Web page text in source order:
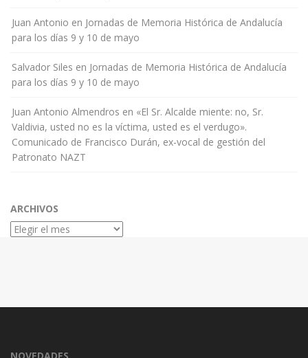
Juan Antonio en Jornadas de Memoria Histórica de Andalucía
para los días 9 y 10 de mayo
Salvador Siles en Jornadas de Memoria Histórica de Andalucía
para los días 9 y 10 de mayo
Juan Antonio Almendros en «El Sr. Alcalde miente: no, Sr.
Valdivia, usted no es la víctima, usted es el verdugo».
Comunicado de Francisco Durán, ex-vocal de gestión del
Patronato NAZT
ARCHIVOS
Archivos
NOVEDADES